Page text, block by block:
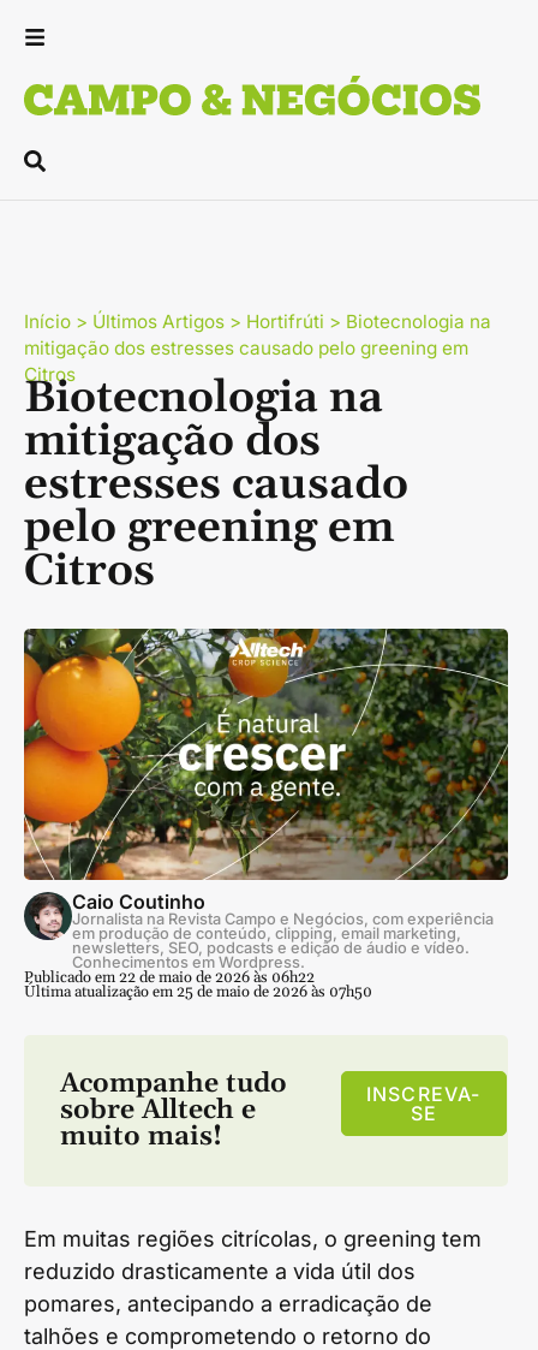
Início > Últimos Artigos > Hortifrúti > Biotecnologia na
mitigação dos estresses causado pelo greening em
Citros
Biotecnologia na
mitigação dos
estresses causado
pelo greening em
Citros
Caio Coutinho
Jornalista na Revista Campo e Negócios, com experiência
em produção de conteúdo, clipping, email marketing,
newsletters, SEO, podcasts e edição de áudio e vídeo.
Conhecimentos em Wordpress.
Publicado em 22 de maio de 2026 às 06h22
Última atualização em 25 de maio de 2026 às 07h50
Acompanhe tudo
sobreAlltech e
muito mais!
INSCREVA-
SE
Em muitas regiões citrícolas, o greening tem
reduzido drasticamente a vida útil dos
pomares, antecipando a erradicação de
talhões e comprometendo o retorno do